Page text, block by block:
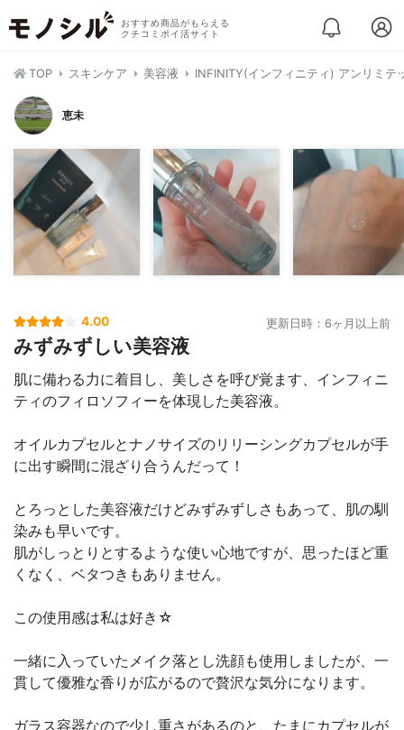
おすすめ商品がもらえる
クチコミポイ活サイト
TOP スキンケア 美容液 INFINITY(インフィニティ) アンリミテ
恵未
4.00 更新日時：6ヶ月以上前
みずみずしい美容液
肌に備わる力に着目し、美しさを呼び覚ます、インフィニ
ティのフィロソフィーを体現した美容液。
オイルカプセルとナノサイズのリリーシングカプセルが手
に出す瞬間に混ざり合うんだって！
とろっとした美容液だけどみずみずしさもあって、肌の馴
染みも早いです。
肌がしっとりとするような使い心地ですが、思ったほど重
くなく、ベタつきもありません。
この使用感は私は好き☆
一緒に入っていたメイク落とし洗顔も使用しましたが、一
貫して優雅な香りが広がるので贅沢な気分になります。
ガラス容器なので少し重さがあるのと、たまにカプセルが